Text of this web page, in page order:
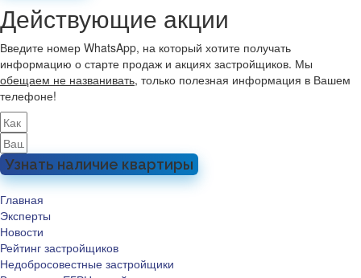
Действующие акции
Введите номер WhatsApp, на который хотите получать
информацию о старте продаж и акциях застройщиков. Мы
обещаем не названивать, только полезная информация в Вашем
телефоне!
Узнать наличие квартиры
Главная
Эксперты
Новости
Рейтинг застройщиков
Недобросовестные застройщики